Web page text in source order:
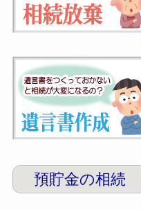
預貯金の相続